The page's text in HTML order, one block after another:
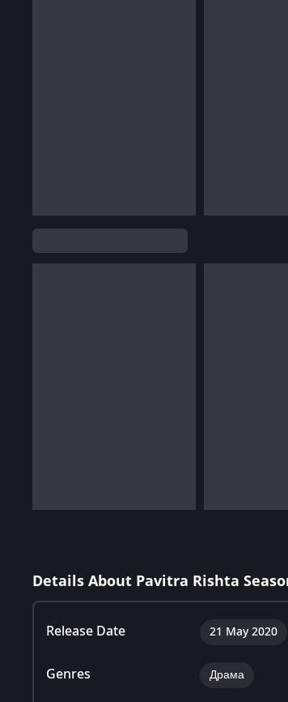
Details About Pavitra Rishta
Release Date 21 May 2020
Genres Драма